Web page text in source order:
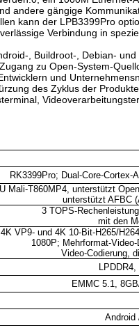
andere gängige
kann der LPB3399Pro
Verbindung in
, Buildroot-, Debian-
zu Open-System-
und
des Zyklus der
RK3399Pro; Dual-Core-Cortex-
Mali-T860MP4, unterstützt
unterstützt AFBC
3 TOPS-
mit den
VP9- und 4K 10-Bit-H265/
1080P; Mehrformat-
Video-Codierung,
EMMC 5.1,
Android